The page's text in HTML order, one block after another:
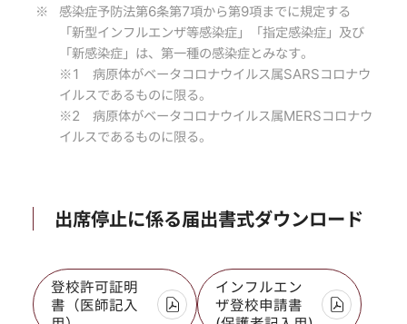
感染症予防法第6条第7項から第9項までに規定する
「新型インフルエンザ等感染症」「指定感染症」及び
「新感染症」は、第一種の感染症とみなす。
※1 病原体がベータコロナウイルス属SARSコロナウ
イルスであるものに限る。
※2 病原体がベータコロナウイルス属MERSコロナウ
イルスであるものに限る。
出席停止に係る届出書式ダウンロード
登校許可証明
書（医師記入
インフルエン
ザ登校申請書